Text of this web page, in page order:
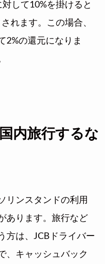
して10%を掛けると
れます。この場合、
2%の還元になりま
内旅行するな
リンスタンドの利用
あります。旅行など
方は、JCBドライバー
、キャッシュバック